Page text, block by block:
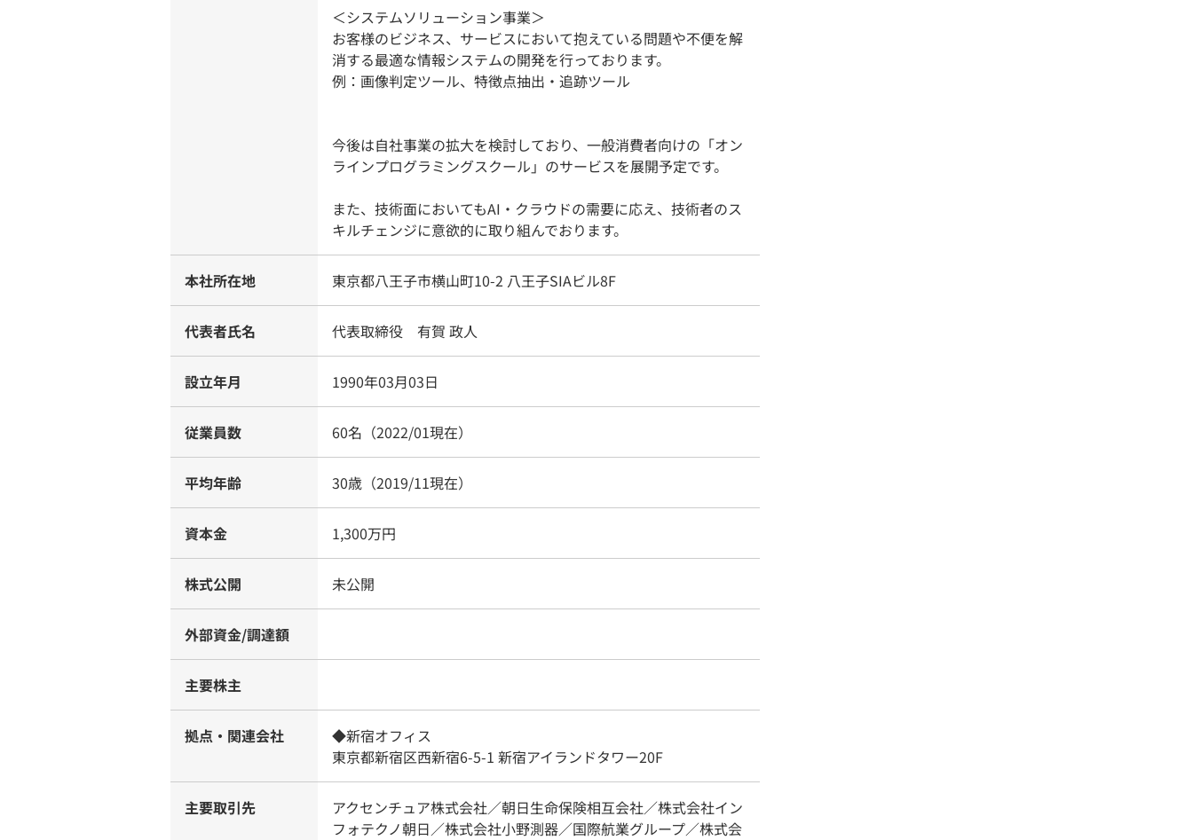
＜システムソリューション事業＞
お客様のビジネス、サービスにおいて抱えている問題や不便を解
消する最適な情報システムの開発を行っております。
例：画像判定ツール、特徴点抽出・追跡ツール
今後は自社事業の拡大を検討しており、一般消費者向けの「オン
ラインプログラミングスクール」のサービスを展開予定です。
また、技術面においてもAI・クラウドの需要に応え、技術者のス
キルチェンジに意欲的に取り組んでおります。
本社所在地 東京都八王子市横山町10-2 八王子SIAビル8F
代表者氏名 代表取締役 有賀 政人
設立年月 1990年03月03日
従業員数 60名（2022/01現在）
平均年齢 30歳（2019/11現在）
資本金 1,300万円
株式公開 未公開
外部資金/調達額
主要株主
拠点・関連会社
◆新宿オフィス
東京都新宿区西新宿6-5-1 新宿アイランドタワー20F
主要取引先
アクセンチュア株式会社／朝日生命保険相互会社／株式会社イン
フォテクノ朝日／株式会社小野測器／国際航業グループ／株式会